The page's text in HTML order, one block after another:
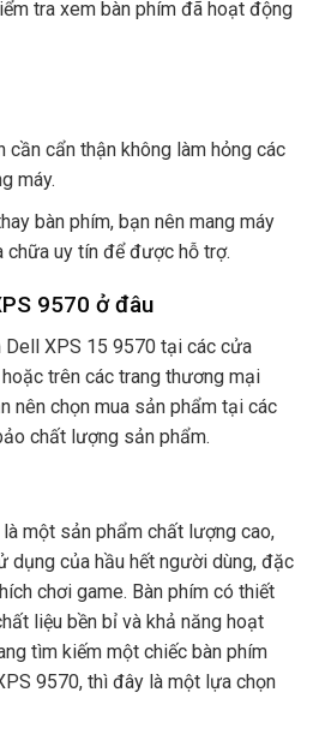
tra xem bàn phím đã hoạt động
cần cẩn thận không làm hỏng các
máy.
bàn phím, bạn nên mang máy
chữa uy tín để được hỗ trợ.
9570 ở đâu
Dell XPS 15 9570 tại các cửa
trên các trang thương mại
nên chọn mua sản phẩm tại các
chất lượng sản phẩm.
một sản phẩm chất lượng cao,
dụng của hầu hết người dùng, đặc
chơi game. Bàn phím có thiết
liệu bền bỉ và khả năng hoạt
tìm kiếm một chiếc bàn phím
9570, thì đây là một lựa chọn